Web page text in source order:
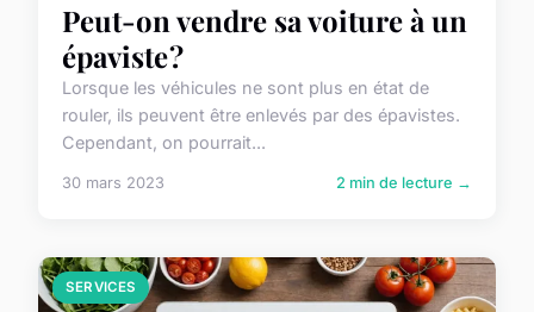
Peut-on vendre sa voiture à un
épaviste ?
Lorsque les véhicules ne sont plus en état de
rouler, ils peuvent être enlevés par des épavistes.
Cependant, on pourrait...
30 mars 2023 2 min de lecture →
SERVICES